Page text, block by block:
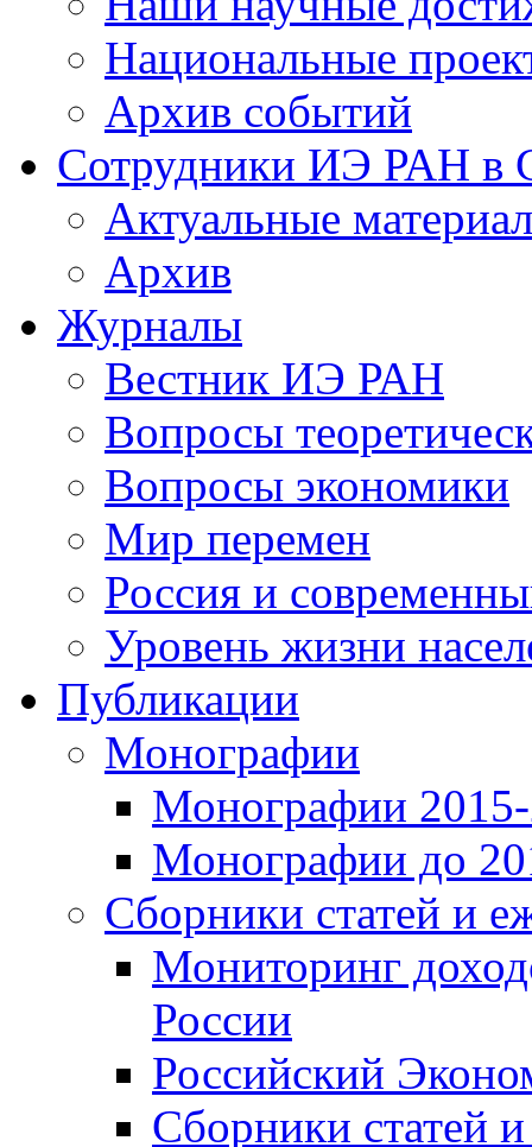
Национальные
Архив событий
Сотрудники ИЭ РАН
Актуальные
Архив
Журналы
Вестник ИЭ РАН
Вопросы
Вопросы экономики
Мир перемен
Россия и
Уровень жизни
Публикации
Монографии
Монографии 2015-
Монографии до
Сборники статей и
Мониторинг
России
Российский
Сборники статей